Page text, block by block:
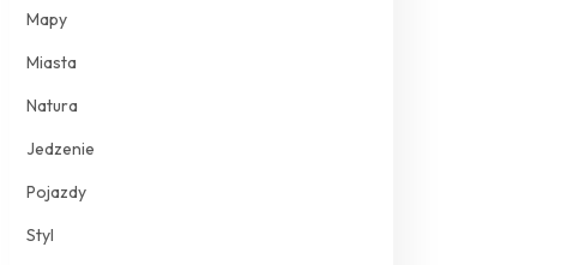
Mapy
Miasta
Natura
Jedzenie
Pojazdy
Styl